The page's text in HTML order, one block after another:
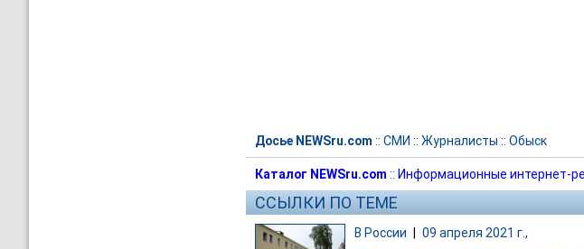
Досье NEWSru.com :: СМИ :: Журналисты :: Обыск
Каталог NEWSru.com :: Информационные интернет-
ССЫЛКИ ПО ТЕМЕ
В России 09 апреля 2021 г.,